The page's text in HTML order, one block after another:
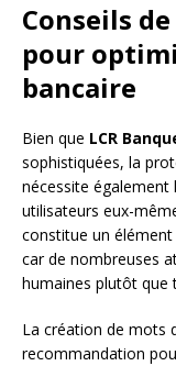
Conseils
pour
bancaire
Bien que LCR
sophistiquées, la
nécessite également
utilisateurs eux-
constitue un
car de nombreuses
humaines plutôt que
La création de mots
recommandation